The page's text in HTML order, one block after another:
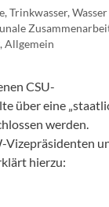
,Trinkwasser,
,Allgemein
CSU-
über eine
werden.
Vizepräsidenten
hierzu: